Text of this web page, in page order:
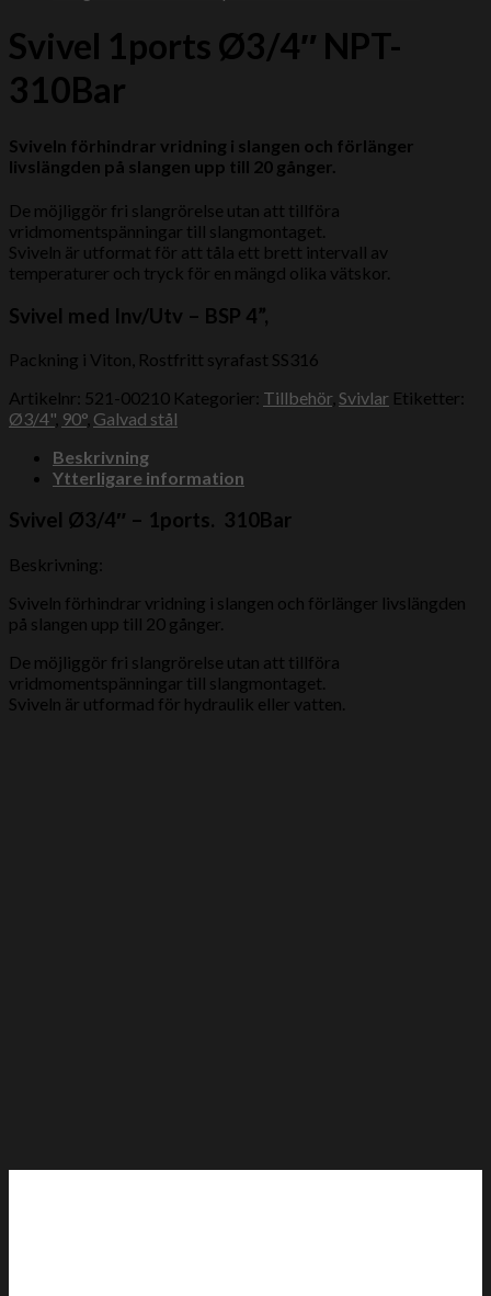
Svivel 1ports Ø3/4″ NPT-
310Bar
Sviveln förhindrar vridning i slangen och förlänger
livslängden på slangen upp till 20 gånger.
De möjliggör fri slangrörelse utan att tillföra
vridmomentspänningar till slangmontaget.
Sviveln är utformat för att tåla ett brett intervall av
temperaturer och tryck för en mängd olika vätskor.
Svivel med Inv/Utv – BSP 4”,
Packning i Viton, Rostfritt syrafast SS316
Artikelnr: 521-00210 Kategorier: Tillbehör, Svivlar Etiketter:
Ø3/4", 90°, Galvad stål
Beskrivning
Ytterligare information
Svivel Ø3/4″ – 1ports. 310Bar
Beskrivning:
Sviveln förhindrar vridning i slangen och förlänger livslängden
på slangen upp till 20 gånger.
De möjliggör fri slangrörelse utan att tillföra
vridmomentspänningar till slangmontaget.
Sviveln är utformad för hydraulik eller vatten.